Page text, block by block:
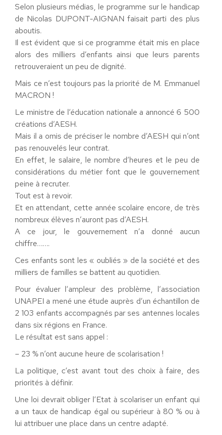
Selon plusieurs médias, le programme sur le handicap
de Nicolas DUPONT-AIGNAN faisait parti des plus
aboutis.
Il est évident que si ce programme était mis en place
alors des milliers d’enfants ainsi que leurs parents
retrouveraient un peu de dignité.
Mais ce n’est toujours pas la priorité de M. Emmanuel
MACRON !
Le ministre de l’éducation nationale a annoncé 6 500
créations d’AESH.
Mais il a omis de préciser le nombre d’AESH qui n’ont
pas renouvelés leur contrat.
En effet, le salaire, le nombre d’heures et le peu de
considérations du métier font que le gouvernement
peine à recruter.
Tout est à revoir.
Et en attendant, cette année scolaire encore, de très
nombreux élèves n’auront pas d’AESH.
A ce jour, le gouvernement n’a donné aucun
chiffre…….
Ces enfants sont les « oubliés » de la société et des
milliers de familles se battent au quotidien.
Pour évaluer l’ampleur des problème, l’association
UNAPEI a mené une étude auprès d’un échantillon de
2 103 enfants accompagnés par ses antennes locales
dans six régions en France.
Le résultat est sans appel :
– 23 % n’ont aucune heure de scolarisation !
La politique, c’est avant tout des choix à faire, des
priorités à définir.
Une loi devrait obliger l’Etat à scolariser un enfant qui
a un taux de handicap égal ou supérieur à 80 % ou à
lui attribuer une place dans un centre adapté.